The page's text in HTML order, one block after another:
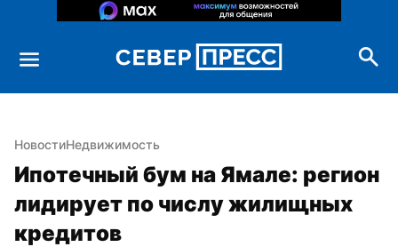
НовостиНедвижимость
Ипотечный бум на Ямале: регион
лидирует по числу жилищных
кредитов